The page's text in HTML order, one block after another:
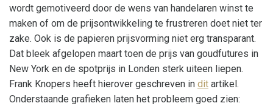
wordt gemotiveerd door de wens van handelaren winst te
maken of om de prijsontwikkeling te frustreren doet niet ter
zake. Ook is de papieren prijsvorming niet erg transparant.
Dat bleek afgelopen maart toen de prijs van goudfutures in
New York en de spotprijs in Londen sterk uiteen liepen.
Frank Knopers heeft hierover geschreven in dit artikel.
Onderstaande grafieken laten het probleem goed zien: